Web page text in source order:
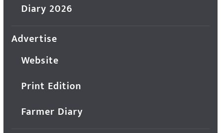
Diary 2026
Advertise
Website
Print Edition
Farmer Diary